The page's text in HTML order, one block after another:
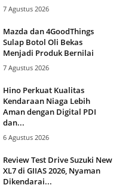
7 Agustus 2026
Mazda dan 4GoodThings
Sulap Botol Oli Bekas
Menjadi Produk Bernilai
7 Agustus 2026
Hino Perkuat Kualitas
Kendaraan Niaga Lebih
Aman dengan Digital PDI
dan...
6 Agustus 2026
Review Test Drive Suzuki New
XL7 di GIIAS 2026, Nyaman
Dikendarai...